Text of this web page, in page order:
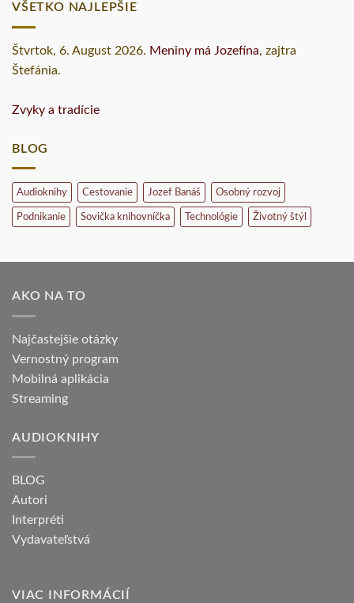
VŠETKO NAJLEPŠIE
Štvrtok, 6. August 2026. Meniny má Jozefína, zajtra
Štefánia.
Zvyky a tradície
BLOG
Audioknihy Cestovanie Jozef Banáš Osobný rozvoj
Podnikanie Sovička knihovníčka Technológie Životný štýl
AKO NA TO
Najčastejšie otázky
Vernostný program
Mobilná aplikácia
Streaming
AUDIOKNIHY
BLOG
Autori
Interpréti
Vydavateľstvá
VIAC INFORMÁCIÍ